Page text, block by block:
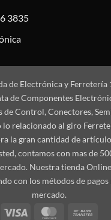
3835
de Electrónica y Ferretería
de Componentes
de Control, Conectores,
lo relacionado al giro
la gran cantidad de
contamos con mas de
Nuestra tienda
con los métodos de pagos
mercado.
Visa
MasterCard